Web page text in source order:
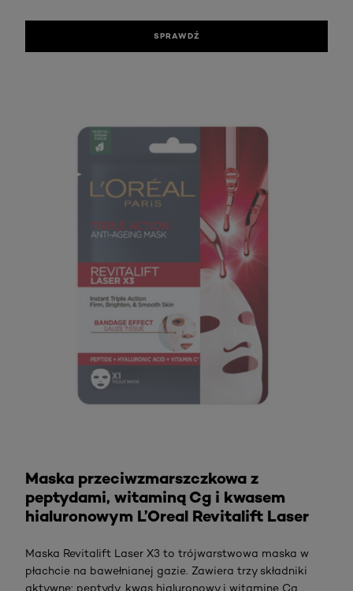
Maska przeciwzmarszczkowa z
peptydami, witaminą Cg i kwasem
hialuronowym L’Oreal Revitalift Laser
Maska Revitalift Laser X3 to trójwarstwowa maska w
płachcie na bawełnianej gazie. Zawiera trzy składniki
regenerują i nawilżają skórę twarzy.
SPRAWDŹ